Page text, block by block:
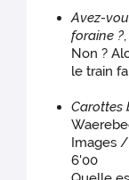
Avez-
foraine ?
Non ?
le train
Carottes
Images /
6'00